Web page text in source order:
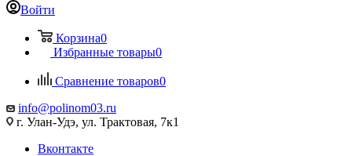
Войти
Корзина0
Избранные товары0
Сравнение товаров0
info@polinom03.ru
г. Улан-Удэ, ул. Трактовая, 7к1
Вконтакте